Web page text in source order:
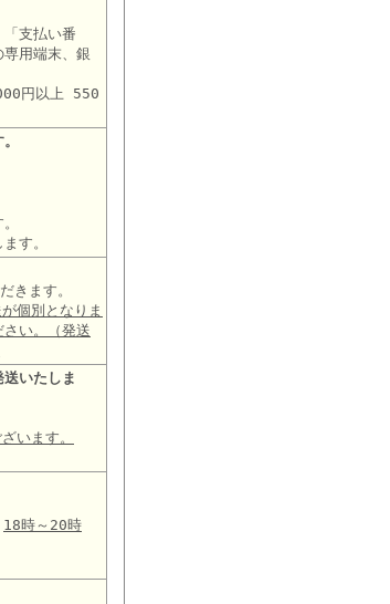
支払い番
用端末、銀
円以上 550
す。
きます。
個別となりま
い。（発送
いたしま
います。
18時～20時